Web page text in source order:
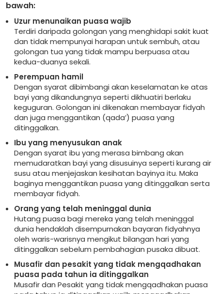
bawah:
Uzur menunaikan puasa wajib
Terdiri daripada golongan yang menghidapi sakit kuat
dan tidak mempunyai harapan untuk sembuh, atau
golongan tua yang tidak mampu berpuasa atau
kedua-duanya sekali.
Perempuan hamil
Dengan syarat dibimbangi akan keselamatan ke atas
bayi yang dikandungnya seperti dikhuatiri berlaku
keguguran. Golongan ini dikenakan membayar fidyah
dan juga menggantikan (qada’) puasa yang
ditinggalkan.
Ibu yang menyusukan anak
Dengan syarat ibu yang merasa bimbang akan
memudaratkan bayi yang disusuinya seperti kurang air
susu atau menjejaskan kesihatan bayinya itu. Maka
baginya menggantikan puasa yang ditinggalkan serta
membayar fidyah.
Orang yang telah meninggal dunia
Hutang puasa bagi mereka yang telah meninggal
dunia hendaklah disempurnakan bayaran fidyahnya
oleh waris-warisnya mengikut bilangan hari yang
ditinggalkan sebelum pembahagian pusaka dibuat.
Musafir dan pesakit yang tidak mengqadhakan
puasa pada tahun ia ditinggalkan
Musafir dan Pesakit yang tidak mengqadhakan puasa